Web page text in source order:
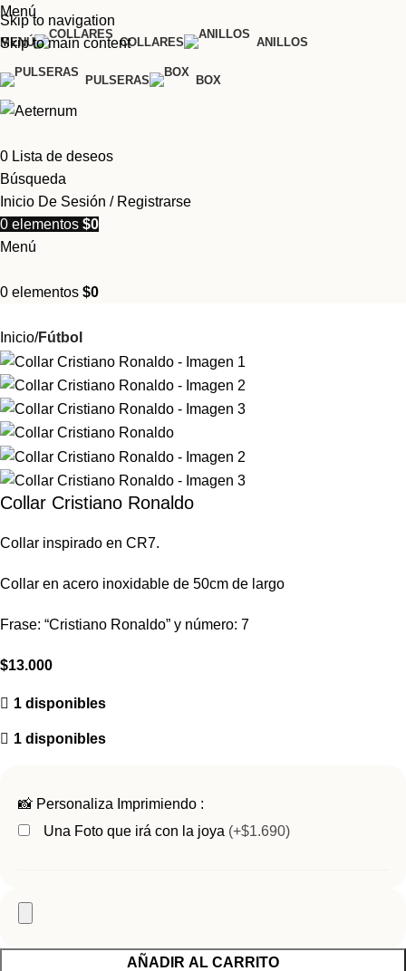
Skip to navigation
Skip to main content
Menú
MENÚ COLLARES ANILLOS
PULSERAS BOX
0 Lista de deseos
Búsqueda
Inicio De Sesión / Registrarse
0 elementos $0
Menú
0 elementos $0
Inicio Fútbol
Collar Cristiano Ronaldo
Collar inspirado en CR7.
Collar en acero inoxidable de 50cm de largo
Frase: “Cristiano Ronaldo” y número: 7
$13.000
1 disponibles
1 disponibles
📸 Personaliza Imprimiendo :
Una Foto que irá con la joya (+$1.690)
AÑADIR AL CARRITO